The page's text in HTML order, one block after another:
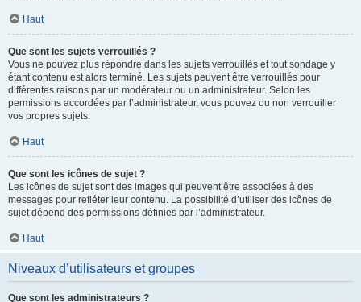
Haut
Que sont les sujets verrouillés ?
Vous ne pouvez plus répondre dans les sujets verrouillés et tout sondage y
étant contenu est alors terminé. Les sujets peuvent être verrouillés pour
différentes raisons par un modérateur ou un administrateur. Selon les
permissions accordées par l’administrateur, vous pouvez ou non verrouiller
vos propres sujets.
Haut
Que sont les icônes de sujet ?
Les icônes de sujet sont des images qui peuvent être associées à des
messages pour refléter leur contenu. La possibilité d’utiliser des icônes de
sujet dépend des permissions définies par l’administrateur.
Haut
Niveaux d’utilisateurs et groupes
Que sont les administrateurs ?